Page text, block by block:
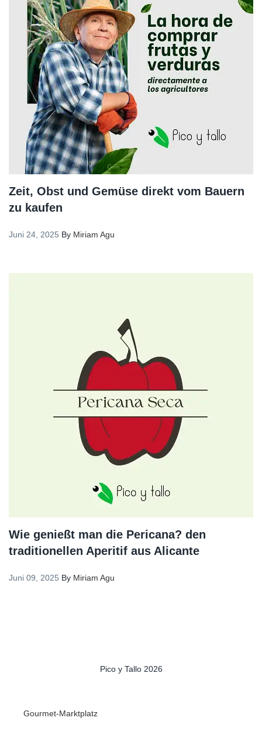
Zeit, Obst und Gemüse direkt vom Bauern
zu kaufen
Juni 24, 2025 By Miriam Agu
Wie genießt man die Pericana? den
traditionellen Aperitif aus Alicante
Juni 09, 2025 By Miriam Agu
Pico y Tallo 2026
Gourmet-Marktplatz